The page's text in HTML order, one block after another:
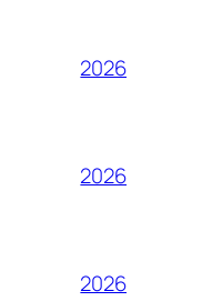
2026
2026
2026